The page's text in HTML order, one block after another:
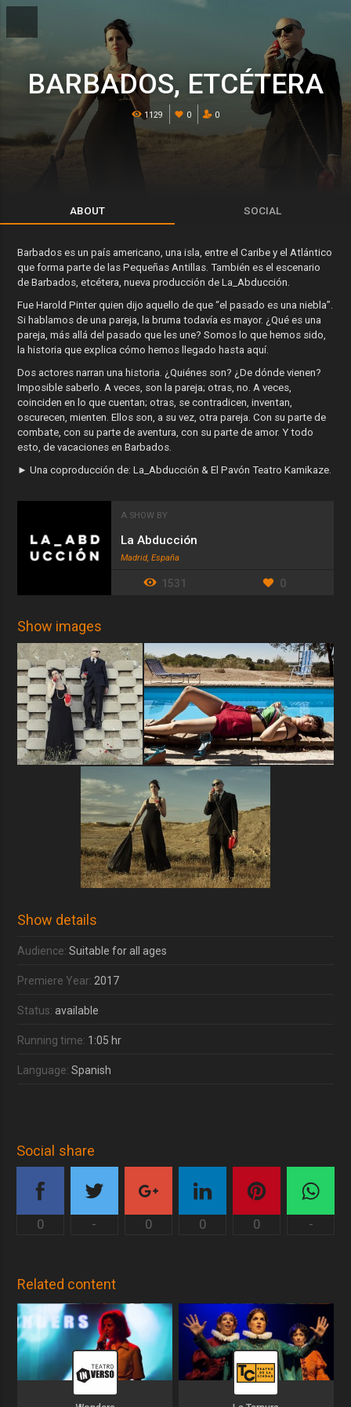
BARBADOS, ETCÉTERA
1129 0 0
ABOUT SOCIAL
Barbados es un país americano, una isla, entre el Caribe y el Atlántico
que forma parte de las Pequeñas Antillas. También es el escenario
de Barbados, etcétera, nueva producción de La_Abducción.
Fue Harold Pinter quien dijo aquello de que “el pasado es una niebla”.
Si hablamos de una pareja, la bruma todavía es mayor. ¿Qué es una
pareja, más allá del pasado que les une? Somos lo que hemos sido,
la historia que explica cómo hemos llegado hasta aquí.
Dos actores narran una historia. ¿Quiénes son? ¿De dónde vienen?
Imposible saberlo. A veces, son la pareja; otras, no. A veces,
coinciden en lo que cuentan; otras, se contradicen, inventan,
oscurecen, mienten. Ellos son, a su vez, otra pareja. Con su parte de
combate, con su parte de aventura, con su parte de amor. Y todo
esto, de vacaciones en Barbados.
► Una coproducción de: La_Abducción & El Pavón Teatro Kamikaze.
A SHOW BY
La Abducción
Madrid, España
1531 0
Show images
Show details
Audience:Suitable for all ages
Premiere Year: 2017
Status: available
Running time: 1:05 hr
Language:Spanish
Social share
0 - 0 0 0 -
Related content